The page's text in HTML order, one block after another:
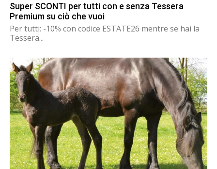
Super SCONTI per tutti con e senza Tessera
Premium su ciò che vuoi
Per tutti: -10% con codice ESTATE26 mentre se hai la
Tessera...